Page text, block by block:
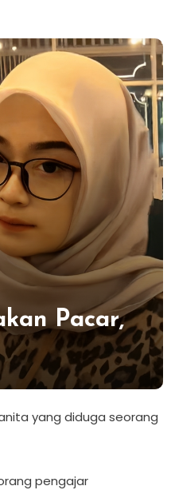
Pacar,
yang diduga seorang
pengajar